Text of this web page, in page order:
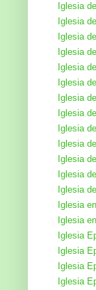
Iglesia
Iglesia
Iglesia
Iglesia
Iglesia
Iglesia
Iglesia
Iglesia
Iglesia
Iglesia
Iglesia
Iglesia
Iglesia
Iglesia
Iglesia
Iglesia
Iglesia
Iglesia
Iglesia